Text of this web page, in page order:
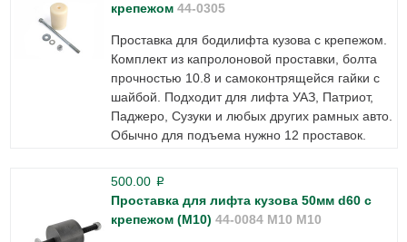
крепежом 44-0305
Проставка для бодилифта кузова с крепежом.
Комплект из капролоновой проставки, болта
прочностью 10.8 и самоконтрящейся гайки с
шайбой. Подходит для лифта УАЗ, Патриот,
Паджеро, Сузуки и любых других рамных авто.
Обычно для подъема нужно 12 проставок.
500.00 p
Проставка для лифта кузова 50мм d60 с
крепежом (М10) 44-0084 M10 М10